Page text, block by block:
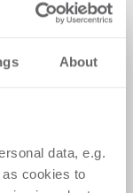
About
data, e.g.
cookies to
nicht
...